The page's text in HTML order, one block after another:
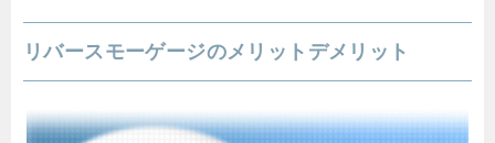
リバースモーゲージのメリットデメリット